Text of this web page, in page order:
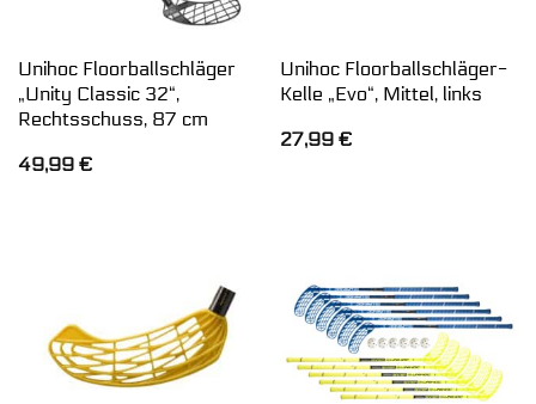
Unihoc Floorballschläger
„Unity Classic 32“,
Rechtsschuss, 87 cm
49,99 €
Unihoc Floorballschläger-
Kelle „Evo“, Mittel, links
27,99 €